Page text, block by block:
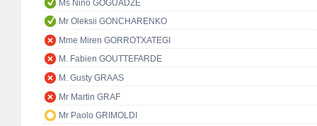
Ms Nino GOGUADZE
Mr Oleksii GONCHARENKO
Mme Miren GORROTXATEGI
M. Fabien GOUTTEFARDE
M. Gusty GRAAS
Mr Martin GRAF
Mr Paolo GRIMOLDI